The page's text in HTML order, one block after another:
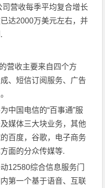
营收每季平均复合增长
达2000万美元左右，并
营收主要来自四个方
、短信订阅服务、广告
中国电信的“百事通”服
媒体三大块业务，其他
百度，谷歌，电子商务
面的分众传媒等.
12580综合信息服务门
第一个基于语音、互联